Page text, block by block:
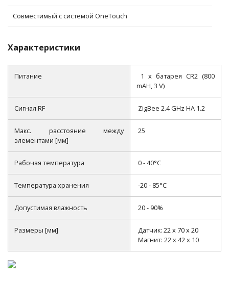
Совместимый с системой OneTouch
Характеристики
Питание
1 x батарея CR2 (800
mAH, 3 V)
Сигнал RF ZigBee 2.4 GHz HA 1.2
Макс. расстояние между
элементами [мм]
25
Рабочая температура 0 - 40°C
Температура хранения -20 - 85°C
Допустимая влажность 20 - 90%
Размеры [мм]
Датчик: 22 x 70 x 20
Магнит: 22 x 42 x 10